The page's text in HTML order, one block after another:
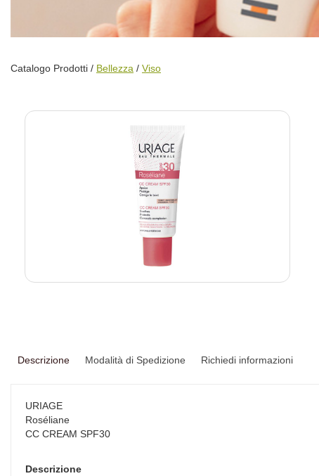
Catalogo Prodotti / Bellezza / Viso
Descrizione Modalità di Spedizione Richiedi informazioni
URIAGE
Roséliane
CC CREAM SPF30
Descrizione